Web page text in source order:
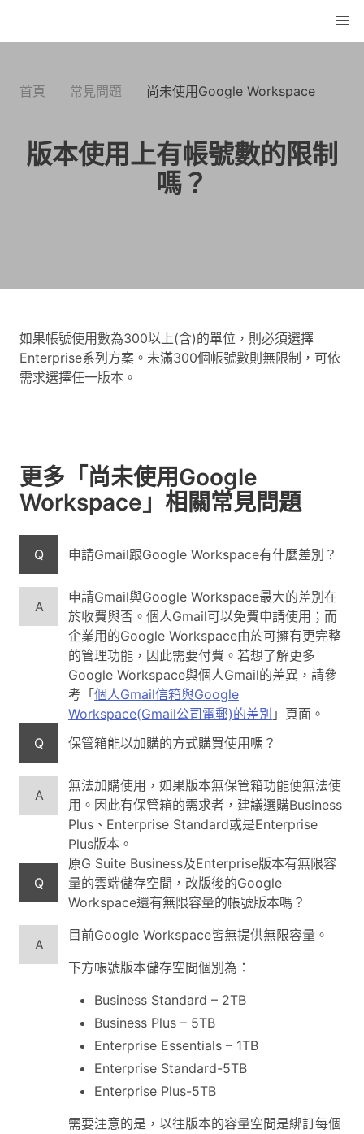
首頁 常見問題 尚未使用Google Workspace
版本使用上有帳號數的限制
嗎？
如果帳號使用數為300以上(含)的單位，則必須選擇
Enterprise系列方案。未滿300個帳號數則無限制，可依
需求選擇任一版本。
更多「尚未使用Google
Workspace」相關常見問題
Q 申請Gmail跟Google Workspace有什麼差別？
A
申請Gmail與Google Workspace最大的差別在
於收費與否。個人Gmail可以免費申請使用；而
企業用的Google Workspace由於可擁有更完整
的管理功能，因此需要付費。若想了解更多
Google Workspace與個人Gmail的差異，請參
考「 個人Gmail信箱與Google
Workspace(Gmail公司電郵)的差別 」頁面。
Q
保管箱能以加購的方式購買使用嗎？
A
無法加購使用，如果版本無保管箱功能便無法使
用。因此有保管箱的需求者，建議選購Business
Plus、Enterprise Standard或是Enterprise
Plus版本。
Q
原G Suite Business及Enterprise版本有無限容
量的雲端儲存空間，改版後的Google
Workspace還有無限容量的帳號版本嗎？
A
目前Google Workspace皆無提供無限容量。
下方帳號版本儲存空間個別為：
Business Standard – 2TB
Business Plus – 5TB
Enterprise Essentials – 1TB
Enterprise Standard-5TB
Enterprise Plus-5TB
需要注意的是，以往版本的容量空間是綁訂每個